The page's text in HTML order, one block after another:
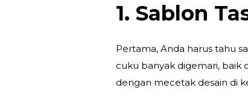
1. Sablon
Pertama, Anda harus tahu
cuku banyak digemari, baik
dengan mecetak desain di